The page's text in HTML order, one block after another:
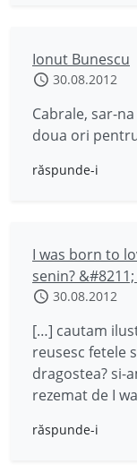
Ionut Bunescu
30.08.2012
Cabrale, sar-
doua ori
răspunde-i
I was born to
senin?
30.08.2012
[…] cautam
reusesc fetele
dragostea? si-
rezemat de I
răspunde-i